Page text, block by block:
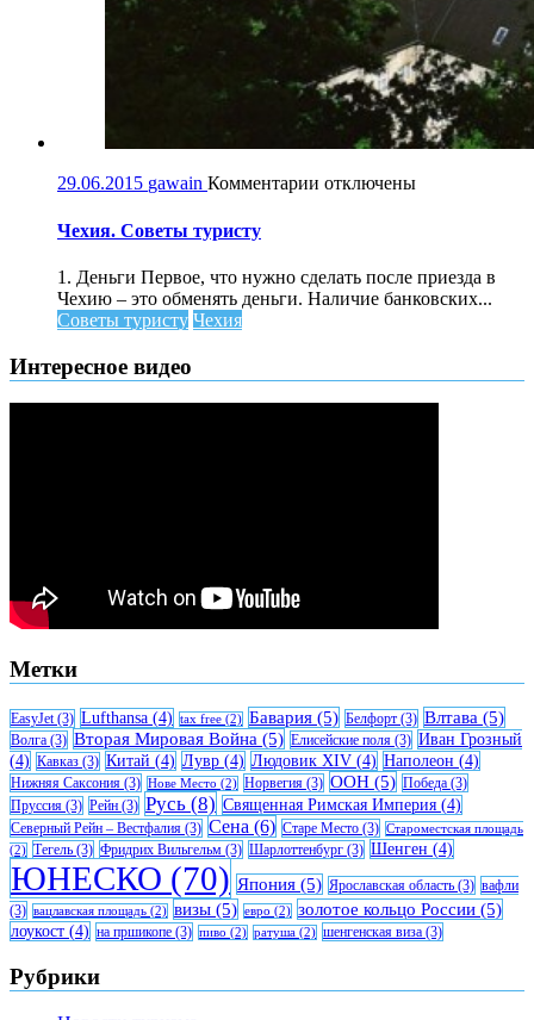
29.06.2015 gawain Комментарии котключены
Чехия. Советы туристу
1. Деньги Первое, что нужно сделать после приезда в
Чехию – это обменять деньги. Наличие банковских...
Советы туристу Чехия
Интересное видео
Метки
EasyJet(3) Lufthansa (4) tax free (2) Бавария (5) Белфорт (3) Влтава (5)
Волга (3) Вторая Мировая Война (5) Елисейские поля (3) Иван Грозный
(4) Кавказ (3) Китай (4) Лувр (4) Людовик XIV (4) Наполеон (4)
Нижняя Саксония (3) Нове Место (2) Норвегия (3) ООН (5) Победа (3)
Пруссия (3) Рейн (3) Русь (8) Священная Римская Империя (4)
Северный Рейн – Вестфалия (3) Сена (6) Старе Место (3) Староместская площадь
(2) Тегель (3) Фридрих Вильгельм (3) Шарлоттенбург (3) Шенген (4)
ЮНЕСКО (70) Япония (5) Ярославская область (3) вафли
(3) вацлавская площадь (2) визы (5) евро (2) золотое кольцо России (5)
лоукост (4) на пршикопе (3) пиво (2) ратуша (2) шенгенская виза (3)
Рубрики